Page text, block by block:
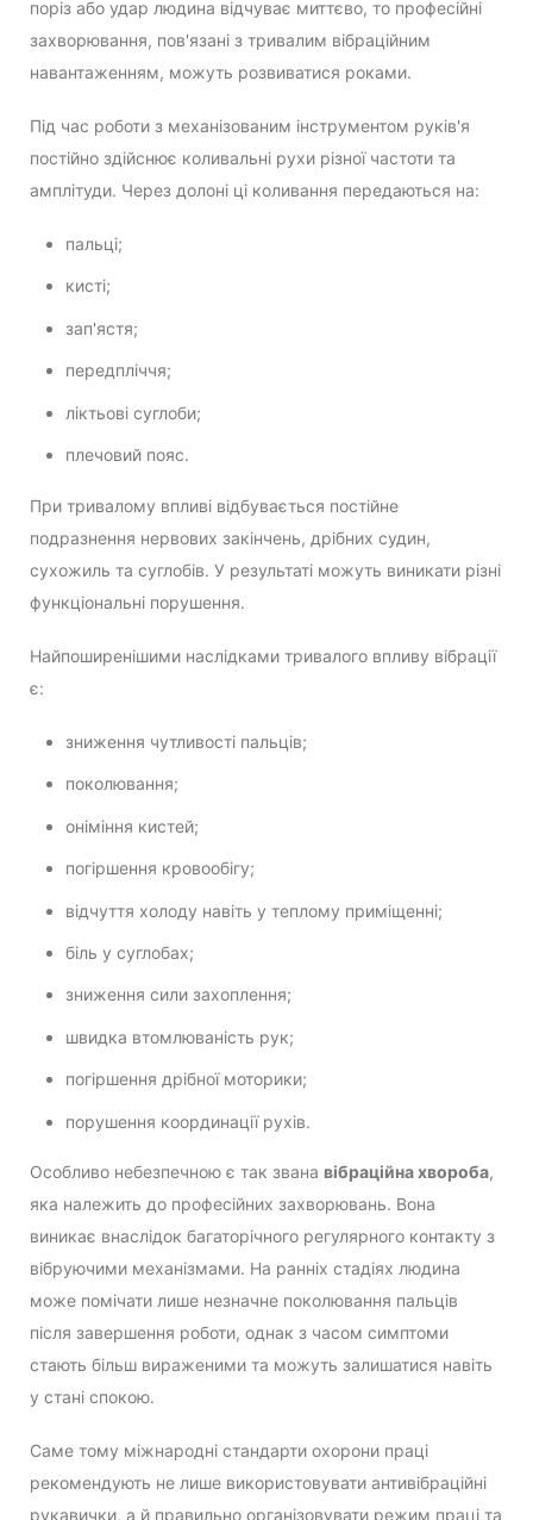
поріз або удар людина відчуває миттєво, то професійні
захворювання, пов'язані з тривалим вібраційним
навантаженням, можуть розвиватися роками.
Під час роботи з механізованим інструментом руків'я
постійно здійснює коливальні рухи різної частоти та
амплітуди. Через долоні ці коливання передаються на:
пальці;
кисті;
зап'ястя;
передпліччя;
ліктьові суглоби;
плечовий пояс.
При тривалому впливі відбувається постійне
подразнення нервових закінчень, дрібних судин,
сухожиль та суглобів. У результаті можуть виникати різні
функціональні порушення.
Найпоширенішими наслідками тривалого впливу вібрації
є:
зниження чутливості пальців;
поколювання;
оніміння кистей;
погіршення кровообігу;
відчуття холоду навіть у теплому приміщенні;
біль у суглобах;
зниження сили захоплення;
швидка втомлюваність рук;
погіршення дрібної моторики;
порушення координації рухів.
Особливо небезпечною є так звана вібраційна хвороба,
яка належить до професійних захворювань. Вона
виникає внаслідок багаторічного регулярного контакту з
вібруючими механізмами. На ранніх стадіях людина
може помічати лише незначне поколювання пальців
після завершення роботи, однак з часом симптоми
стають більш вираженими та можуть залишатися навіть
у стані спокою.
Саме тому міжнародні стандарти охорони праці
рекомендують не лише використовувати антивібраційні
рукавички, а й правильно організовувати режим праці та